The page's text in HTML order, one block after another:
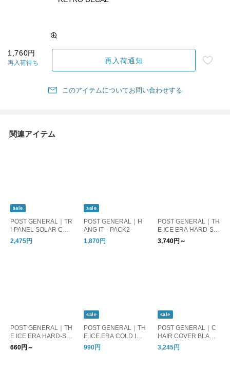
1,760円
再入荷待ち 再入荷通知
このアイテムについてお問い合わせする
関連アイテム
sale
POST GENERAL｜TR
I-PANEL SOLAR CHA
RGED LED LIGHT / ト
リパネル ソーラーチ
2,475円
sale
POST GENERAL｜H
ANG IT－PACK2-
1,870円
POST GENERAL｜TH
E ICE ERA HARD-SH
ELL COOLER / ザ ア
イスエラ ハードシェ
3,740円～
POST GENERAL｜TH
E ICE ERA HARD-SH
ELL COOLER NEO /
ジ アイスエラ ハード
660円～
sale
POST GENERAL｜TH
E ICE ERA COLD ICE
STICK PACK3 / ザ ア
イスエラ コールドア
990円
sale
POST GENERAL｜C
HAIR COVER BLANK
ET チェアカバーブラ
ンケット
3,245円